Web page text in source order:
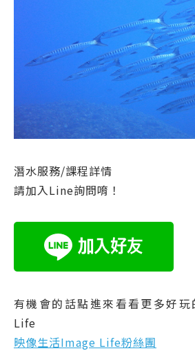
潛水服務/課程詳情
請加入Line詢問唷！
有機會的話點進來看看更多好
Life
映像生活Image Life粉絲團